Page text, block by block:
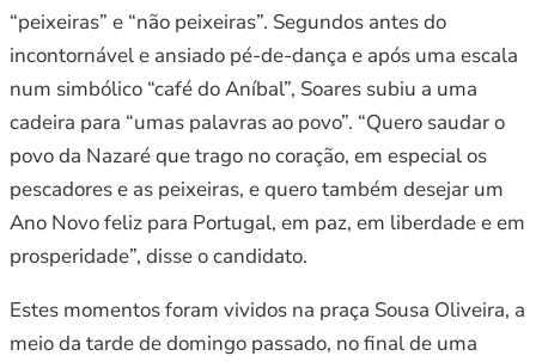
“peixeiras” e “não peixeiras”. Segundos antes do
incontornável e ansiado pé-de-dança e após uma escala
num simbólico “café do Aníbal”, Soares subiu a uma
cadeira para “umas palavras ao povo”. “Quero saudar o
povo da Nazaré que trago no coração, em especial os
pescadores e as peixeiras, e quero também desejar um
Ano Novo feliz para Portugal, em paz, em liberdade e em
prosperidade”, disse o candidato.
Estes momentos foram vividos na praça Sousa Oliveira, a
meio da tarde de domingo passado, no final de uma